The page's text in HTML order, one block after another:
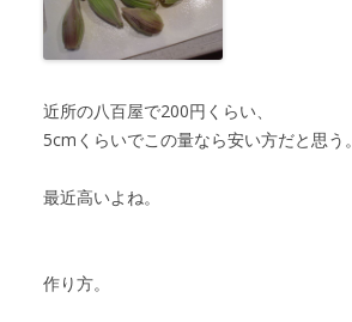
近所の八百屋で200円くらい、
5cmくらいでこの量なら安い方だと思う。
最近高いよね。
作り方。